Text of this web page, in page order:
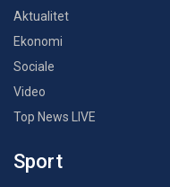
Aktualitet
Ekonomi
Sociale
Video
Top News LIVE
Sport